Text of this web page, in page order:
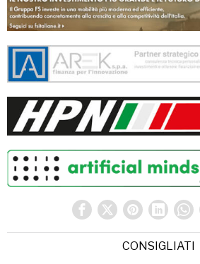
CONSIGLIATI